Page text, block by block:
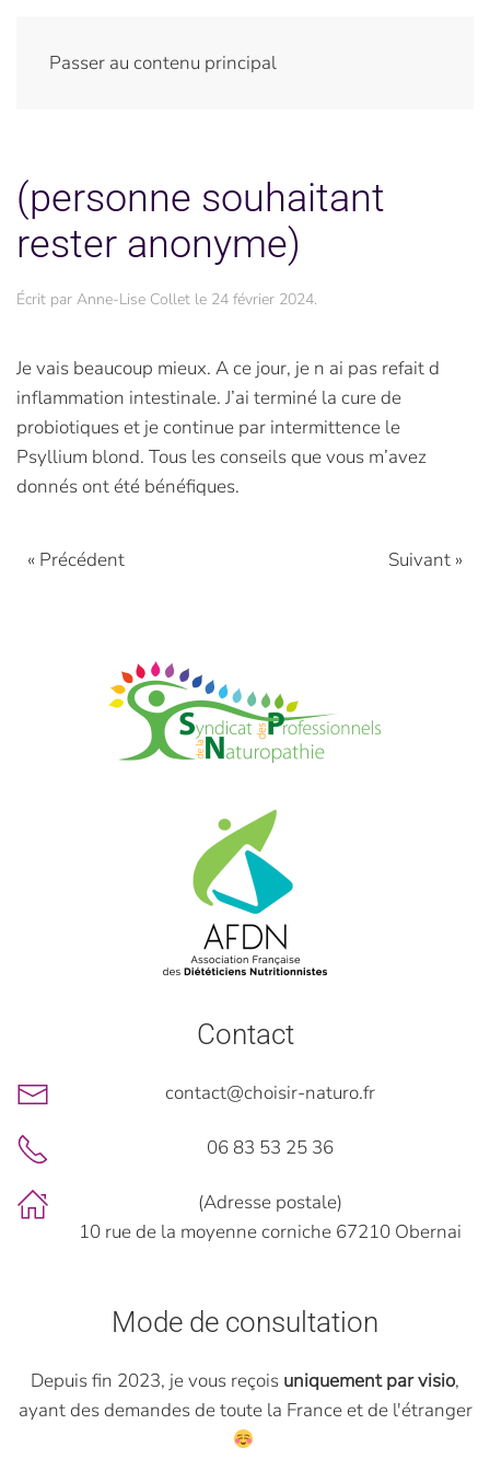
Passer au contenu principal
(personne souhaitant
rester anonyme)
Écrit par Anne-Lise Collet le 24 février 2024.
Je vais beaucoup mieux. A ce jour, je n ai pas refait d
inflammation intestinale. J’ai terminé la cure de
probiotiques et je continue par intermittence le
Psyllium blond. Tous les conseils que vous m’avez
donnés ont été bénéfiques.
« Précédent Suivant »
Contact
contact@choisir-naturo.fr
06 83 53 25 36
(Adresse postale)
10 rue de la moyenne corniche 67210 Obernai
Mode de consultation
Depuis fin 2023, je vous reçois uniquement par visio,
ayant des demandes de toute la France et de l'étranger